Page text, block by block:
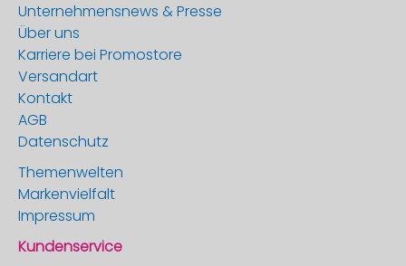
Unternehmensnews & Presse
Über uns
Karriere bei Promostore
Versandart
Kontakt
AGB
Datenschutz
Themenwelten
Markenvielfalt
Impressum
Kundenservice